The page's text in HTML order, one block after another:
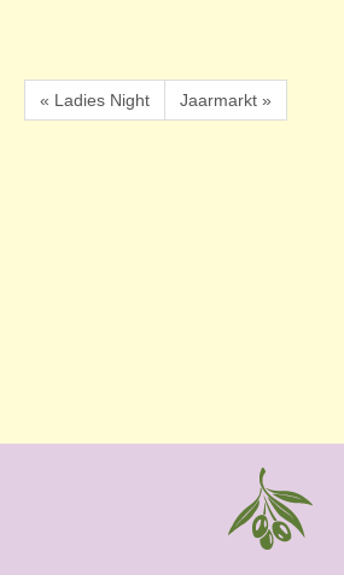
« Ladies Night Jaarmarkt »